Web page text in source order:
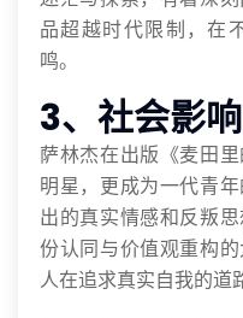
品超越时代限制，在
鸣。
3、社会影
萨林杰在出版《麦田
明星，更成为一代青
出的真实情感和反叛
份认同与价值观重构
人在追求真实自我的道